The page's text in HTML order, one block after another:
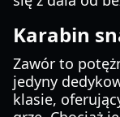
Karabin
Zawór to
jedyny
klasie,